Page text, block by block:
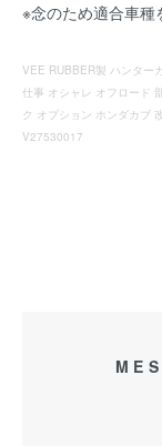
※念のため適合車種
VEE RUBBER製 ハンター
仕事 オシャレ オフロード
ク オプション ホンダカブ
V27530017